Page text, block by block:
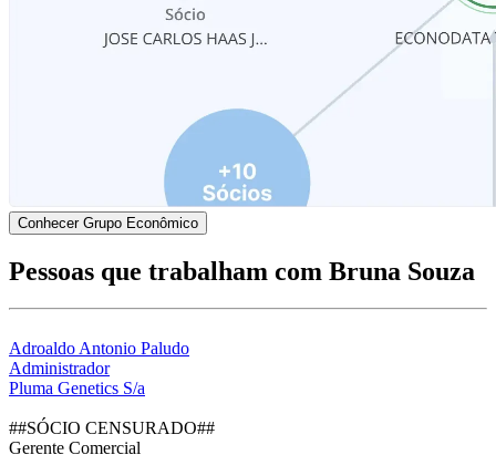
Conhecer Grupo Econômico
Pessoas que trabalham com Bruna Souza
Adroaldo Antonio Paludo
Administrador
Pluma Genetics S/a
##SÓCIO CENSURADO##
Gerente Comercial